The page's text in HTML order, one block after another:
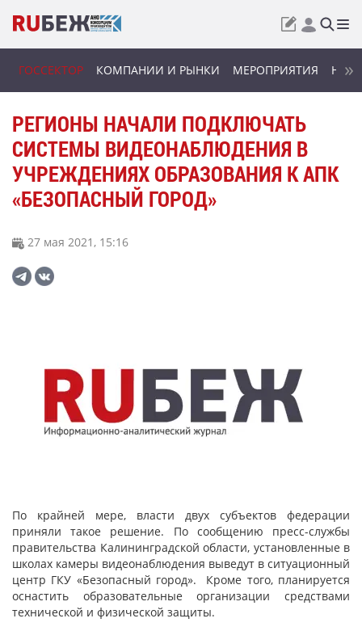
ГОССЕКТОР КОМПАНИИ И РЫНКИ МЕРОПРИЯТИЯ
РЕГИОНЫ НАЧАЛИ ПОДКЛЮЧАТЬ
СИСТЕМЫ ВИДЕОНАБЛЮДЕНИЯ В
УЧРЕЖДЕНИЯХ ОБРАЗОВАНИЯ К АПК
«БЕЗОПАСНЫЙ ГОРОД»
27 мая 2021, 15:16
По крайней мере, власти двух субъектов федерации
приняли такое решение. По сообщению пресс-службы
правительства Калининградской области, установленные в
школах камеры видеонаблюдения выведут в ситуационный
центр ГКУ «Безопасный город». Кроме того, планируется
оснастить образовательные организации средствами
технической и физической защиты.